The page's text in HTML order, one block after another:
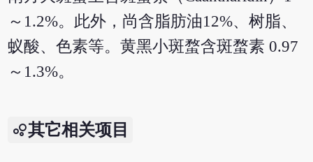
～1.2%。此外，尚含脂肪油12%、树脂、
蚁酸、色素等。黄黑小斑蝥含斑蝥素 0.97
～1.3%。
其它相关项目